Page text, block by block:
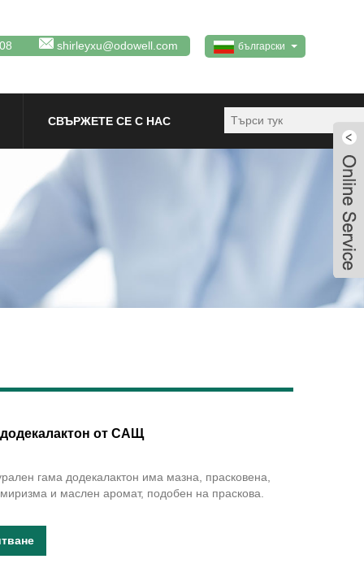
български
shirleyxu@odowell.com
СВЪРЖЕТЕ СЕ С НАС
от САЩ
гама додекалактон има мазна, прасковена,
и маслен аромат, подобен на праскова.